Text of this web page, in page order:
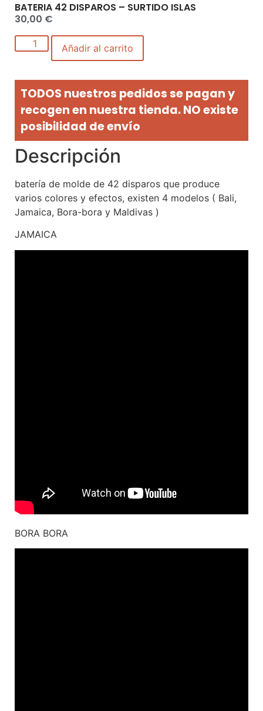
BATERIA 42 DISPAROS – SURTIDO ISLAS
30,00 €
Añadir al carrito
TODOS nuestros pedidos se pagan y
recogen en nuestra tienda. NO existe
posibilidad de envío
Descripción
batería de molde de 42 disparos que produce
varios colores y efectos, existen 4 modelos ( Bali,
Jamaica, Bora-bora y Maldivas )
JAMAICA
BORA BORA